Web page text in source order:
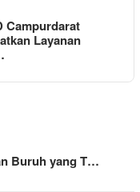
Campurdarat
Layanan
Buruh yang T…